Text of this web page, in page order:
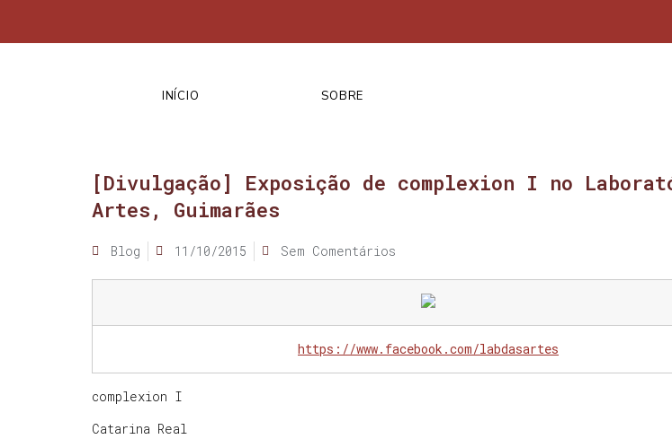
INÍCIO SOBRE
[Divulgação] Exposição de complexion I no
Artes, Guimarães
Blog 11/10/2015 Sem Comentários
https://www.facebook.com/labdasartes
complexion I
​Catarina Real